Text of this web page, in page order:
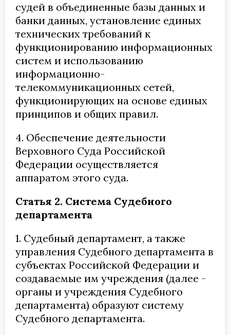
судей в объединенные базы данных и
банки данных, установление единых
технических требований к
функционированию информационных
систем и использованию
информационно-
телекоммуникационных сетей,
функционирующих на основе единых
принципов и общих правил.
4. Обеспечение деятельности
Верховного Суда Российской
Федерации осуществляется
аппаратом этого суда.
Статья 2. Система Судебного
департамента
1. Судебный департамент, а также
управления Судебного департамента в
субъектах Российской Федерации и
создаваемые им учреждения (далее -
органы и учреждения Судебного
департамента) образуют систему
Судебного департамента.